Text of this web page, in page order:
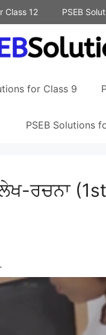
Class 12 PSEB
for Class 9
PSEB Solutions
ਰਚਨਾ (1st